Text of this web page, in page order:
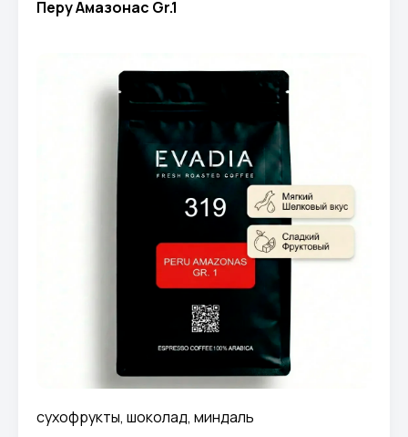
Перу Амазонас Gr.1
сухофрукты, шоколад, миндаль